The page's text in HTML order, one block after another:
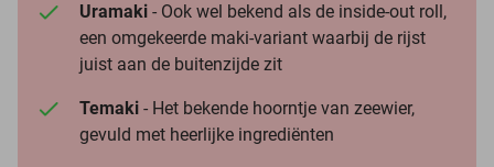
Uramaki - Ook wel bekend als de inside-out roll,
een omgekeerde maki-variant waarbij de rijst
juist aan de buitenzijde zit
Temaki - Het bekende hoorntje van zeewier,
gevuld met heerlijke ingrediënten